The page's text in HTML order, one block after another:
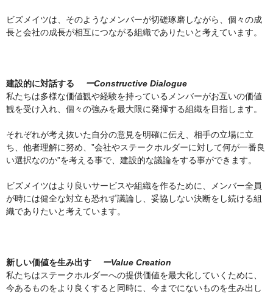
ビズメイツは、そのようなメンバーが切磋琢磨しながら、個々の成
長と会社の成長が相互につながる組織でありたいと考えています。
建設的に対話する
ーConstructive Dialogue
私たちは多様な価値観や経験を持っているメンバーがお互いの価値
観を受け入れ、個々の強みを最大限に発揮する組織を目指します。
それぞれが考え抜いた自分の意見を明確に伝え、相手の立場に立
ち、他者理解に努め、”会社やステークホルダーに対して何が一番良
い選択なのか”を考える事で、建設的な議論をする事ができます。
ビズメイツはより良いサービスや組織を作るために、メンバー全員
が時には健全な対立も恐れず議論し、妥協しない決断をし続ける組
織でありたいと考えています。
新しい価値を生み出す
ーValue Creation
私たちはステークホルダーへの提供価値を最大化していくために、
今あるものをより良くすると同時に、今までにないものを生み出し